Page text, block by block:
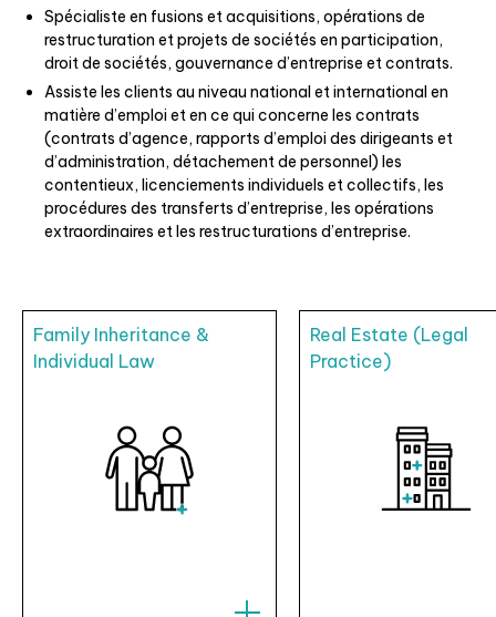
Spécialiste en fusions et acquisitions, opérations de
restructuration et projets de sociétés en participation,
droit de sociétés, gouvernance d’entreprise et contrats.
Assiste les clients au niveau national et international en
matière d’emploi et en ce qui concerne les contrats
(contrats d’agence, rapports d’emploi des dirigeants et
d’administration, détachement de personnel) les
contentieux, licenciements individuels et collectifs, les
procédures des transferts d’entreprise, les opérations
extraordinaires et les restructurations d’entreprise.
Family Inheritance &
Individual Law
Real Estate (Legal
Practice)